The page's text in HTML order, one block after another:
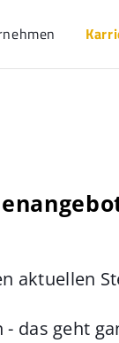
aktuellen
das geht